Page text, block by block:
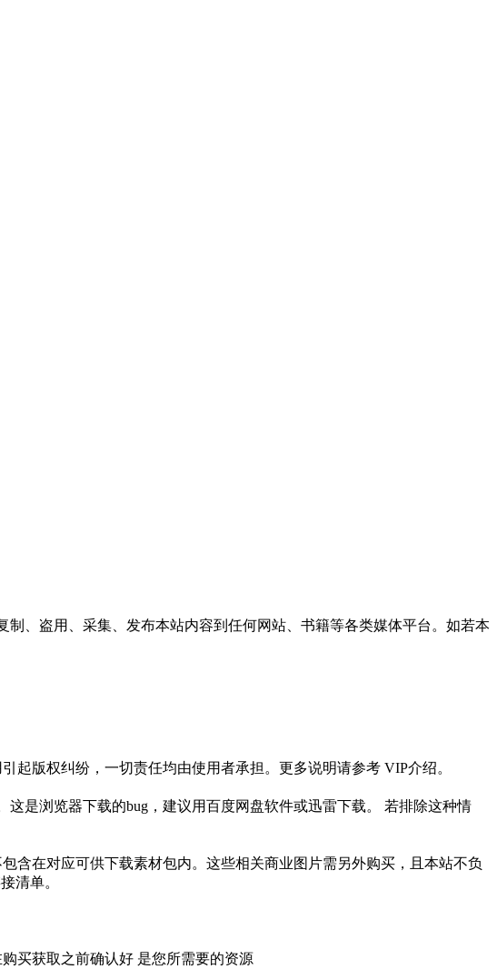
、盗用、采集、发布本站内容到任何网站、书籍等各类媒体平台。如若本
版权纠纷，一切责任均由使用者承担。更多说明请参考 VIP介绍。
是浏览器下载的bug，建议用百度网盘软件或迅雷下载。 若排除这种情
含在对应可供下载素材包内。这些相关商业图片需另外购买，且本站不负
清单。
买获取之前确认好 是您所需要的资源